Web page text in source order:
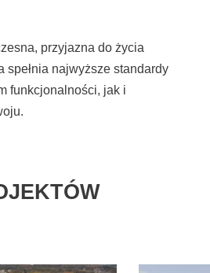
przyjazna do życia
spełnia najwyższe standardy
funkcjonalności, jak i